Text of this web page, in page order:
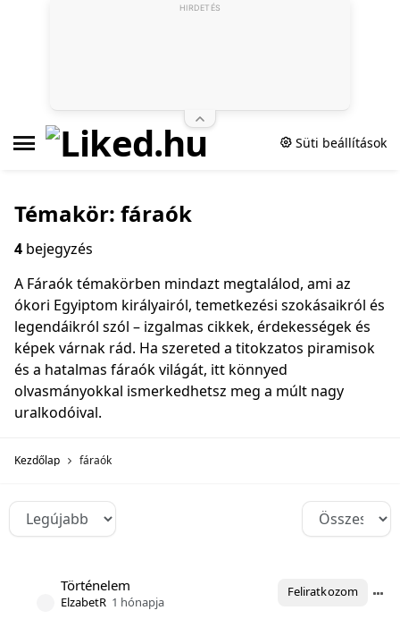
Süti beállítások
Témakör: fáraók
4 bejegyzés
A Fáraók témakörben mindazt megtalálod, ami az
ókori Egyiptom királyairól, temetkezési szokásaikról és
legendáikról szól – izgalmas cikkek, érdekességek és
képek várnak rád. Ha szereted a titokzatos piramisok
és a hatalmas fáraók világát, itt könnyed
olvasmányokkal ismerkedhetsz meg a múlt nagy
uralkodóival.
Kezdőlap fáraók
Történelem
ElzabetR 1 hónapja
Feliratkozom
HIRDETÉS